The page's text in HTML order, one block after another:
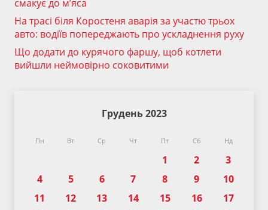
смакує до м’яса
На трасі біля Коростеня аварія за участю трьох
авто: водіїв попереджають про ускладнення руху
Що додати до курячого фаршу, щоб котлети
вийшли неймовірно соковитими
Грудень 2023
Пн Вт Ср Чт Пт Сб Нд
1 2
3
4
5 6 7 8 9
10
11
12 13 14 15 16
17